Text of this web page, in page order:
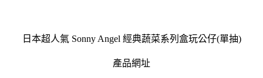
日本超人氣 Sonny Angel 經典蔬菜系列盒玩公仔(單抽)
產品網址